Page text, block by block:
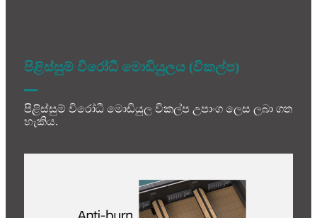
පිළිස්සුම් විරෝධී මොඩියුලය (විකල්ප)
පිළිස්සුම් විරෝධී මොඩියුල විකල්ප උපාංග ලෙස ලබා ගත
හැකිය.